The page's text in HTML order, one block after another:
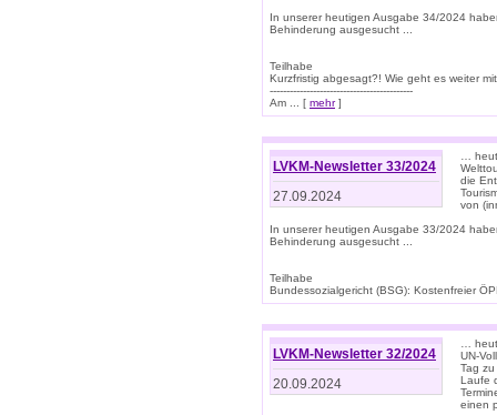
In unserer heutigen Ausgabe 34/2024
Behinderung ausgesucht ...
Teilhabe
Kurzfristig abgesagt?! Wie geht es weiter
-------------------------------------------
Am ... [ mehr]
LVKM-Newsletter 33/2024
27.09.2024
…
die
von
In unserer heutigen Ausgabe 33/2024
Behinderung ausgesucht ...
Teilhabe
Bundessozialgericht (BSG): Kostenfreier
LVKM-Newsletter 32/2024
20.09.2024
…
UN-
Tag
Laufe
einen